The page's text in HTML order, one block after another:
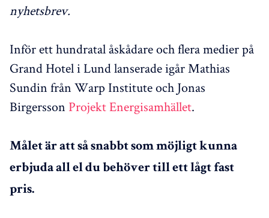
nyhetsbrev.
Inför ett hundratal åskådare och flera medier på
Grand Hotel i Lund lanserade igår Mathias
Sundin från Warp Institute och Jonas
Birgersson Projekt Energisamhället.
Målet är att så snabbt som möjligt kunna
erbjuda all el du behöver till ett lågt fast
pris.